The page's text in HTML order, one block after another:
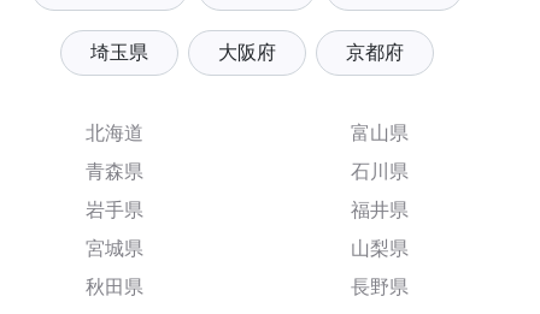
埼玉県 大阪府 京都府
北海道
青森県
岩手県
宮城県
秋田県
富山県
石川県
福井県
山梨県
長野県